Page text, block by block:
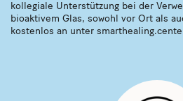
kollegiale Unterstützung bei der
bioaktivem Glas, sowohl vor Ort als
kostenlos an unter